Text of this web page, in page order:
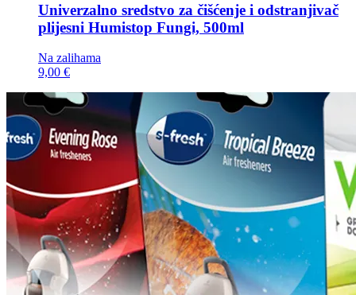
Univerzalno sredstvo za čišćenje i odstranjivač
plijesni Humistop Fungi, 500ml
Na zalihama
9,00 €